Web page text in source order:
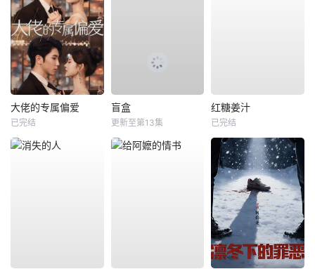
大佬的专属偏爱
已完结
盲盒
更新至第13集
红糖姜汁
已完结